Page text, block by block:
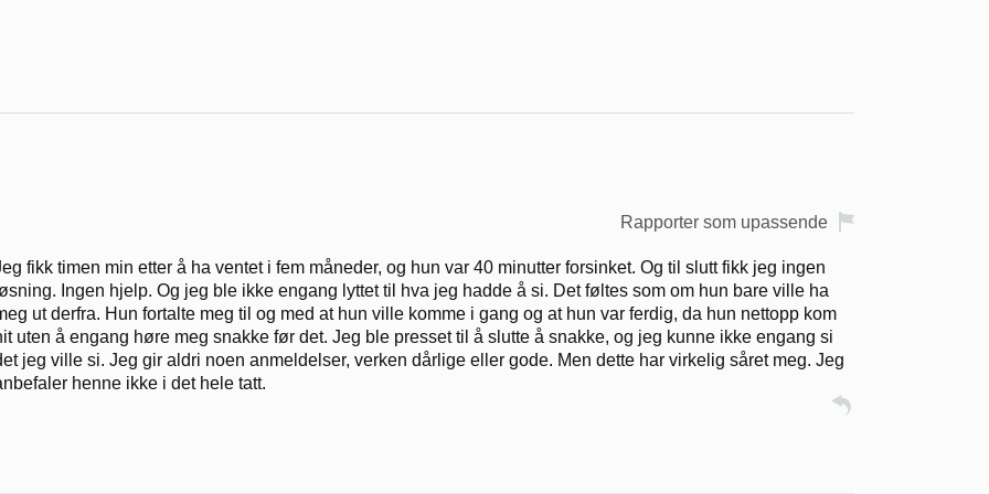
Rapporter som upassende
fikk timen min etter å ha ventet i fem måneder, og hun var 40 minutter forsinket. Og til slutt fikk jeg ingen
Ingen hjelp. Og jeg ble ikke engang lyttet til hva jeg hadde å si. Det føltes som om hun bare ville ha
ut derfra. Hun fortalte meg til og med at hun ville komme i gang og at hun var ferdig, da hun nettopp kom
uten å engang høre meg snakke før det. Jeg ble presset til å slutte å snakke, og jeg kunne ikke engang si
jeg ville si. Jeg gir aldri noen anmeldelser, verken dårlige eller gode. Men dette har virkelig såret meg. Jeg
henne ikke i det hele tatt.